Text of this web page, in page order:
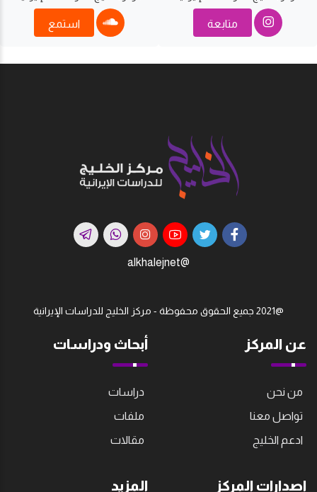
متابعة استمع
@alkhalejnet
@2021 جميع الحقوق محفوظة - مركز الخليج للدراسات اﻹيرانية
عن المركز
من نحن
تواصل معنا
ادعم الخليج
أبحاث ودراسات
دراسات
ملفات
مقالات
إصدارات المركز المزيد